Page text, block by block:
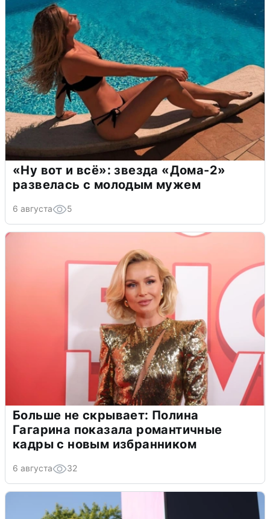
«Ну вот и всё»: звезда «Дома-2»
развелась с молодым мужем
6 августа 5
Больше не скрывает: Полина
Гагарина показала романтичные
кадры с новым избранником
6 августа 32